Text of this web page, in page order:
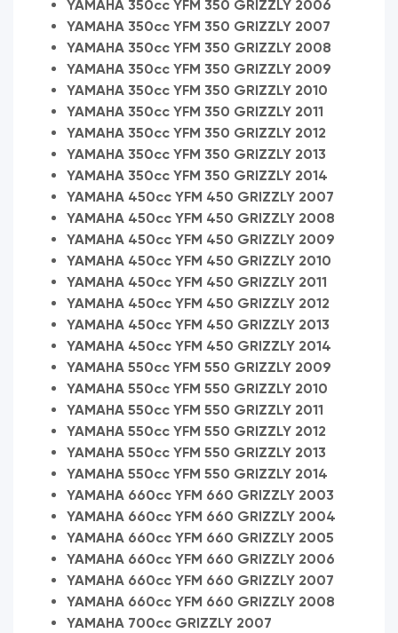
YAMAHA 350cc YFM 350 GRIZZLY 2006
YAMAHA 350cc YFM 350 GRIZZLY 2007
YAMAHA 350cc YFM 350 GRIZZLY 2008
YAMAHA 350cc YFM 350 GRIZZLY 2009
YAMAHA 350cc YFM 350 GRIZZLY 2010
YAMAHA 350cc YFM 350 GRIZZLY 2011
YAMAHA 350cc YFM 350 GRIZZLY 2012
YAMAHA 350cc YFM 350 GRIZZLY 2013
YAMAHA 350cc YFM 350 GRIZZLY 2014
YAMAHA 450cc YFM 450 GRIZZLY 2007
YAMAHA 450cc YFM 450 GRIZZLY 2008
YAMAHA 450cc YFM 450 GRIZZLY 2009
YAMAHA 450cc YFM 450 GRIZZLY 2010
YAMAHA 450cc YFM 450 GRIZZLY 2011
YAMAHA 450cc YFM 450 GRIZZLY 2012
YAMAHA 450cc YFM 450 GRIZZLY 2013
YAMAHA 450cc YFM 450 GRIZZLY 2014
YAMAHA 550cc YFM 550 GRIZZLY 2009
YAMAHA 550cc YFM 550 GRIZZLY 2010
YAMAHA 550cc YFM 550 GRIZZLY 2011
YAMAHA 550cc YFM 550 GRIZZLY 2012
YAMAHA 550cc YFM 550 GRIZZLY 2013
YAMAHA 550cc YFM 550 GRIZZLY 2014
YAMAHA 660cc YFM 660 GRIZZLY 2003
YAMAHA 660cc YFM 660 GRIZZLY 2004
YAMAHA 660cc YFM 660 GRIZZLY 2005
YAMAHA 660cc YFM 660 GRIZZLY 2006
YAMAHA 660cc YFM 660 GRIZZLY 2007
YAMAHA 660cc YFM 660 GRIZZLY 2008
YAMAHA 700cc GRIZZLY 2007